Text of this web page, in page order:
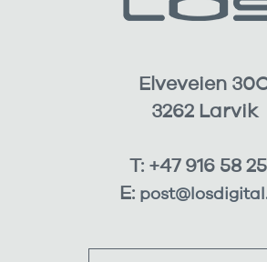
Elveveien
3262 Larvik
T: +47 916 58
E: